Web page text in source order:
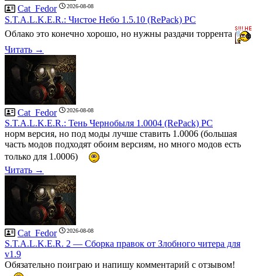
Cat_Fedor 2026-08-08
S.T.A.L.K.E.R.: Чистое Небо 1.5.10 (RePack) PC
Облако это конечно хорошо, но нужны раздачи торрента
Читать →
Cat_Fedor 2026-08-08
S.T.A.L.K.E.R.: Тень Чернобыля 1.0004 (RePack) PC
норм версия, но под моды лучше ставить 1.0006 (большая
часть модов подходят обоим версиям, но много модов есть
только для 1.0006)
Читать →
Cat_Fedor 2026-08-08
S.T.A.L.K.E.R. 2 — Сборка правок от Злобного читера для
v1.9
Обязательно поиграю и напишу комментарий с отзывом!